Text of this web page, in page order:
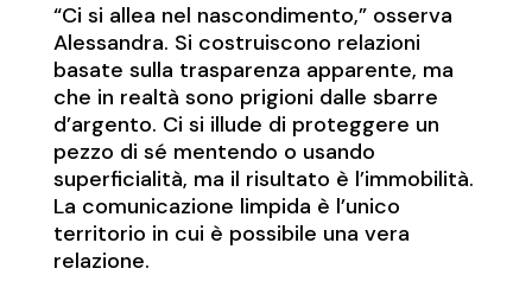
“Ci si allea nel nascondimento,” osserva
Alessandra. Si costruiscono relazioni
basate sulla trasparenza apparente, ma
che in realtà sono prigioni dalle sbarre
d’argento. Ci si illude di proteggere un
pezzo di sé mentendo o usando
superficialità, ma il risultato è l’immobilità.
La comunicazione limpida è l’unico
territorio in cui è possibile una vera
relazione.